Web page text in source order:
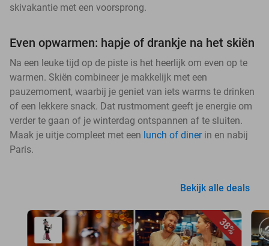
skivakantie met een voorsprong.
Even opwarmen: hapje of drankje na het skiën
Na een leuke tijd op de piste is het heerlijk om even op te
warmen. Skiën combineer je makkelijk met een
pauzemoment, waarbij je geniet van iets warms te drinken
of een lekkere snack. Dat rustmoment geeft je energie om
verder te gaan of je winterdag ontspannen af te sluiten.
Maak je uitje compleet met een lunch of dinerin en nabij
Paris.
Bekijk alle deals
38%